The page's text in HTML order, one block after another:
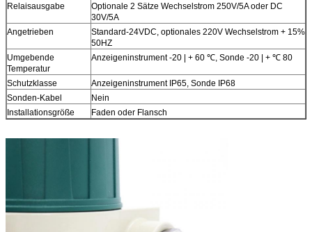
Relaisausgabe
Optionale 2 Sätze Wechselstrom 250V/5A oder DC
30V/5A
Angetrieben
Standard-24VDC, optionales 220V Wechselstrom + 15%
50HZ
Umgebende
Temperatur
Anzeigeninstrument -20 | + 60 ℃, Sonde -20 | + ℃ 80
Schutzklasse
Anzeigeninstrument IP65, Sonde IP68
Sonden-Kabel
Nein
Installationsgröße
Faden oder Flansch